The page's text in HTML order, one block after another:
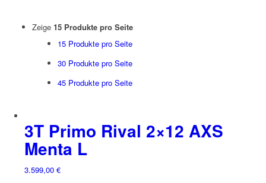
Zeige 15 Produkte pro Seite
15 Produkte pro Seite
30 Produkte pro Seite
45 Produkte pro Seite
3T Primo Rival 2×12 AXS
Menta L
3.599,00 €